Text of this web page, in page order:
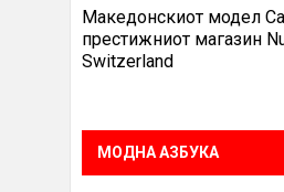
Македонскиот модел
престижниот магазин
Switzerland
МОДНА АЗБУКА